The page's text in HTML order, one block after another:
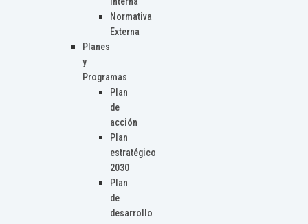
Normativa
Externa
Planes
y
Programas
Plan
de
acción
Plan
estratégico
2030
Plan
de
desarrollo